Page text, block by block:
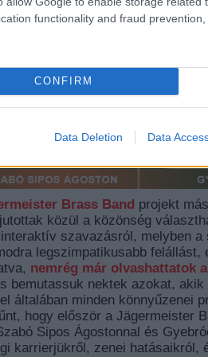
functionality and fraud
CONFIRM
Data Deletion Data
Brass Band projekt
közül a közönség
szavazásról, melyben a
legszimpatikusabb felállást,
nemrég már olvashattatok
bemutassuk nektek azokat,
általában minden könnyűzenei
hogy először a Jägermeister
Sipos Ágostonnal és
karrierjükről, zenei hatásaikról,